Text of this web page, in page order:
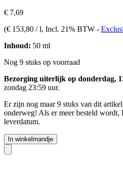
€ 7,69
(€ 153,80 / l, Incl. 21% BTW -
Inhoud: 50 ml
Nog 9 stuks op voorraad
Bezorging uiterlijk op donderdag,
zondag 23:59 uur.
Er zijn nog maar 9 stuks van dit
onderweg! Als er meer besteld
leverdatum.
In winkelmandje